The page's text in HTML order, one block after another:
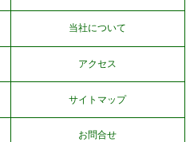
当社について
アクセス
サイトマップ
お問合せ